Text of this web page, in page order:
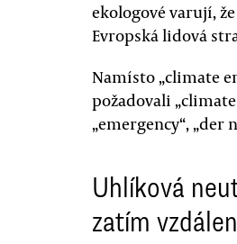
ekologové varují,
Evropská lidová
Namísto „climate
požadovali
„emergency“,
Uhlíková
zatím